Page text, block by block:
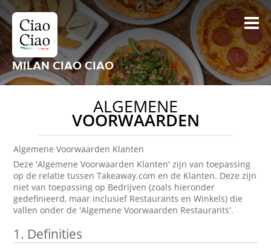
MILAN CIAO CIAO
ALGEMENE
VOORWAARDEN
Algemene Voorwaarden Klanten
Deze 'Algemene Voorwaarden Klanten' zijn van toepassing
op de relatie tussen Takeaway.com en de Klanten. Deze zijn
niet van toepassing op Bedrijven (zoals hieronder
gedefinieerd, maar inclusief Restaurants en Winkels) die
vallen onder de 'Algemene Voorwaarden Restaurants'.
1. Definities